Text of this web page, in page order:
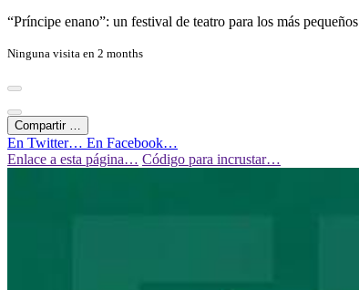
“Príncipe enano”: un festival de teatro para los más pequeños
Ninguna visita en 2 months
Compartir …
En Twitter… En Facebook…
Enlace a esta página… Código para incrustar…